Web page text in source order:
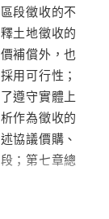
段徵收的不
土地徵收的
補償外，也
用可行性；
遵守實體上
作為徵收的
協議價購、
；第七章總